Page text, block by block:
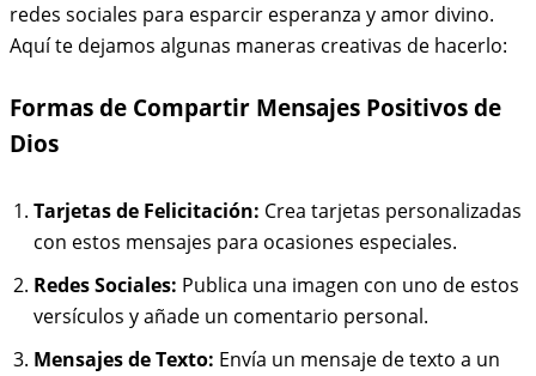
redes sociales para esparcir esperanza y amor divino.
Aquí te dejamos algunas maneras creativas de hacerlo:
Formas de Compartir Mensajes Positivos de
Dios
Tarjetas de Felicitación: Crea tarjetas personalizadas
con estos mensajes para ocasiones especiales.
Redes Sociales: Publica una imagen con uno de estos
versículos y añade un comentario personal.
Mensajes de Texto: Envía un mensaje de texto a un